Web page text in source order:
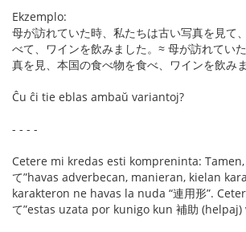
Ekzemplo:
母が訪れていた時、私たちは古い写真を見て
べて、ワインを飲みました。≈ 母が訪れてい
真を見、本国の食べ物を食べ、ワインを飲みま
Ĉu ĉi tie eblas ambaŭ variantoj?
- - - -
Cetere mi kredas esti kompreninta: Tamen,
て”havas adverbecan, manieran, kielan
karakteron ne havas la nuda “連用形”.
て”estas uzata por kunigo kun 補助 (helpaj)